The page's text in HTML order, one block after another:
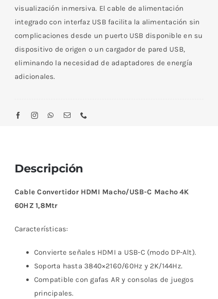
visualización inmersiva. El cable de alimentación
integrado con interfaz USB facilita la alimentación sin
complicaciones desde un puerto USB disponible en su
dispositivo de origen o un cargador de pared USB,
eliminando la necesidad de adaptadores de energía
adicionales.
Descripción
Cable Convertidor HDMI Macho/USB-C Macho 4K
60HZ 1,8Mtr
Características:
Convierte señales HDMI a USB-C (modo DP-Alt).
Soporta hasta 3840×2160/60Hz y 2K/144Hz.
Compatible con gafas AR y consolas de juegos
principales.